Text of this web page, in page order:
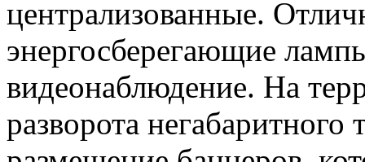
централизованные.
энергосберегающие
видеонаблюдение. На
разворота негабаритного